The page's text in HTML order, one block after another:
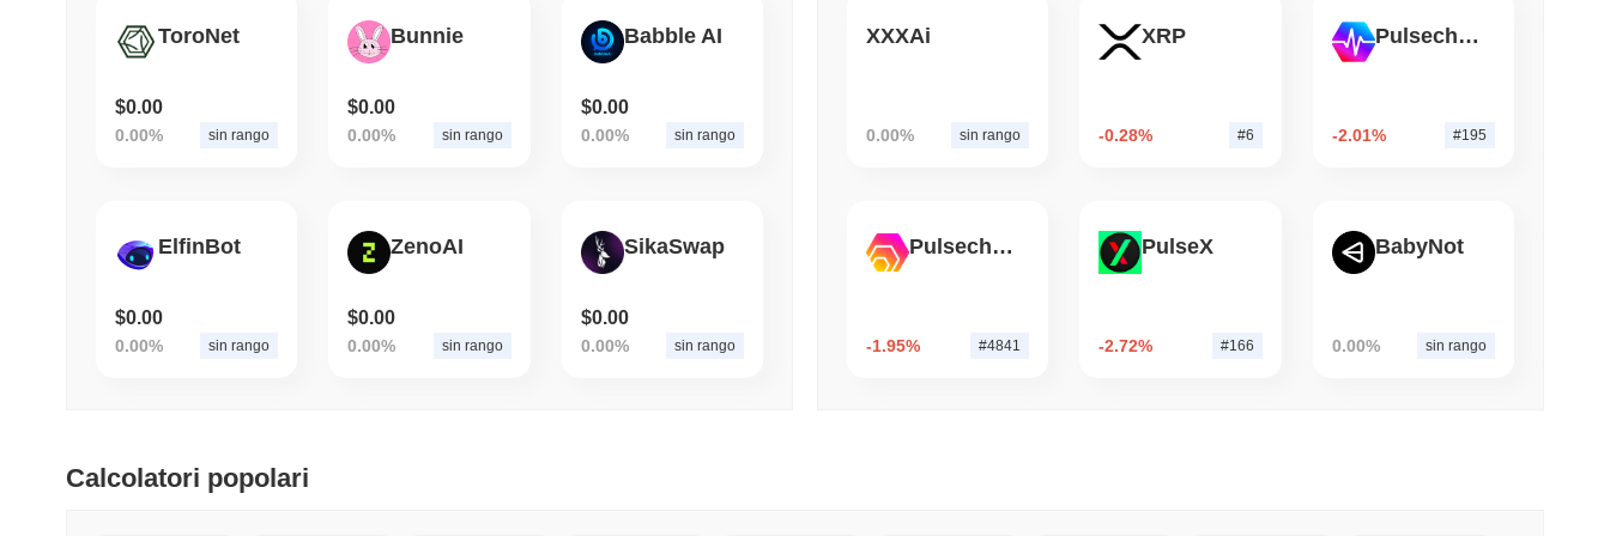
August 07 2026 3 minimo di lettura
azioni e ETF crypto
ToroNet
$0.00
0.00% sin rango
Bunnie
$0.00
0.00% sin rango
Babble AI
$0.00
0.00% sin rango
ElfinBot
$0.00
0.00% sin rango
ZenoAI
$0.00
0.00% sin rango
SikaSwap
$0.00
0.00% sin rango
XXXAi
0.00% sin rango
XRP
-0.28% #6
Pulsechain
-2.01% #195
Pulsechain Bridged HEX (Pulsechain)
-1.95% #4841
PulseX
-2.72% #166
BabyNot
0.00% sin rango
Calcolatori popolari